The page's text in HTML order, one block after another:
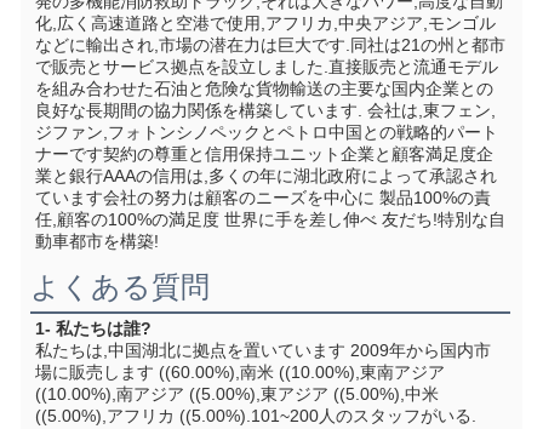
化,広く高速道路と空港で使用,アフリカ,中央アジア,モンゴル
などに輸出され,市場の潜在力は巨大です.同社は21の州と都市
で販売とサービス拠点を設立しました.直接販売と流通モデル
を組み合わせた石油と危険な貨物輸送の主要な国内企業との
良好な長期間の協力関係を構築しています. 会社は,東フェン,
ジファン,フォトンシノペックとペトロ中国との戦略的パート
ナーです契約の尊重と信用保持ユニット企業と顧客満足度企
業と銀行AAAの信用は,多くの年に湖北政府によって承認され
ています会社の努力は顧客のニーズを中心に 製品100%の責
任,顧客の100%の満足度 世界に手を差し伸べ 友だち!特別な自
動車都市を構築!
よくある質問
1- 私たちは誰?
私たちは,中国湖北に拠点を置いています 2009年から国内市
場に販売します ((60.00%),南米 ((10.00%),東南アジア
((10.00%),南アジア ((5.00%),東アジア ((5.00%),中米
((5.00%),アフリカ ((5.00%).101~200人のスタッフがいる.